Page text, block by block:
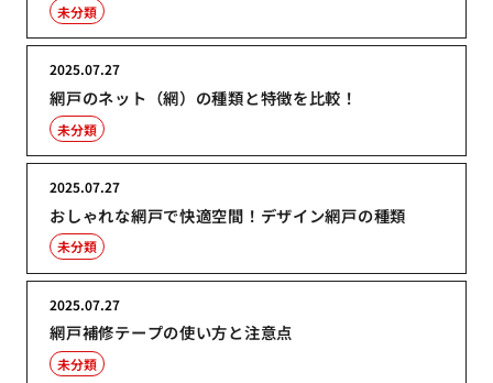
未分類
網戸のネット（網）の種類と特徴を比較！
2025.07.27
未分類
おしゃれな網戸で快適空間！デザイン網戸の種類
2025.07.27
未分類
網戸補修テープの使い方と注意点
2025.07.27
未分類